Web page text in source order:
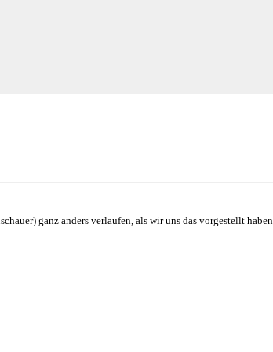
ganz anders verlaufen, als wir uns das vorgestellt